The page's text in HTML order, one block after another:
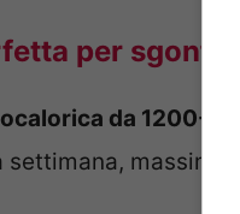
per
da 1200-
settimana, massimo